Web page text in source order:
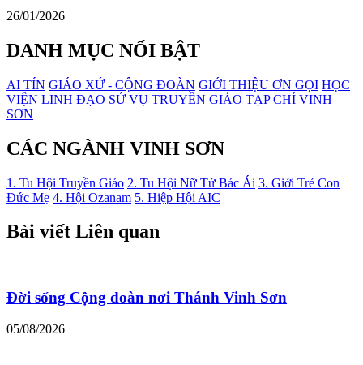
26/01/2026
DANH MỤC NỔI BẬT
AI TÍN GIÁO XỨ - CỘNG ĐOÀN GIỚI THIỆU ƠN GỌI HỌC
VIỆN LINH ĐẠO SỨ VỤ TRUYỀN GIÁO TẠP CHÍ VINH
SƠN
CÁC NGÀNH VINH SƠN
1. Tu Hội Truyền Giáo 2. Tu Hội Nữ Tử Bác Ái 3. Giới Trẻ Con
Đức Mẹ 4. Hội Ozanam 5. Hiệp Hội AIC
Bài viết Liên quan
Đời sống Cộng đoàn nơi Thánh Vinh Sơn
05/08/2026